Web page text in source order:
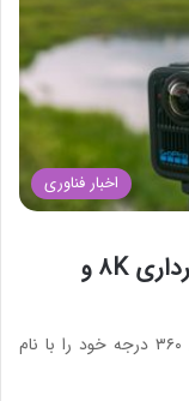
اخبار فناوری
گوپرو Max2 360 معرفی شد؛ فیلم‌برداری ۸K و
شرکت GoPro بالاخره نسل جدید دوربین اکشن ۳۶۰ درجه خود را با نام